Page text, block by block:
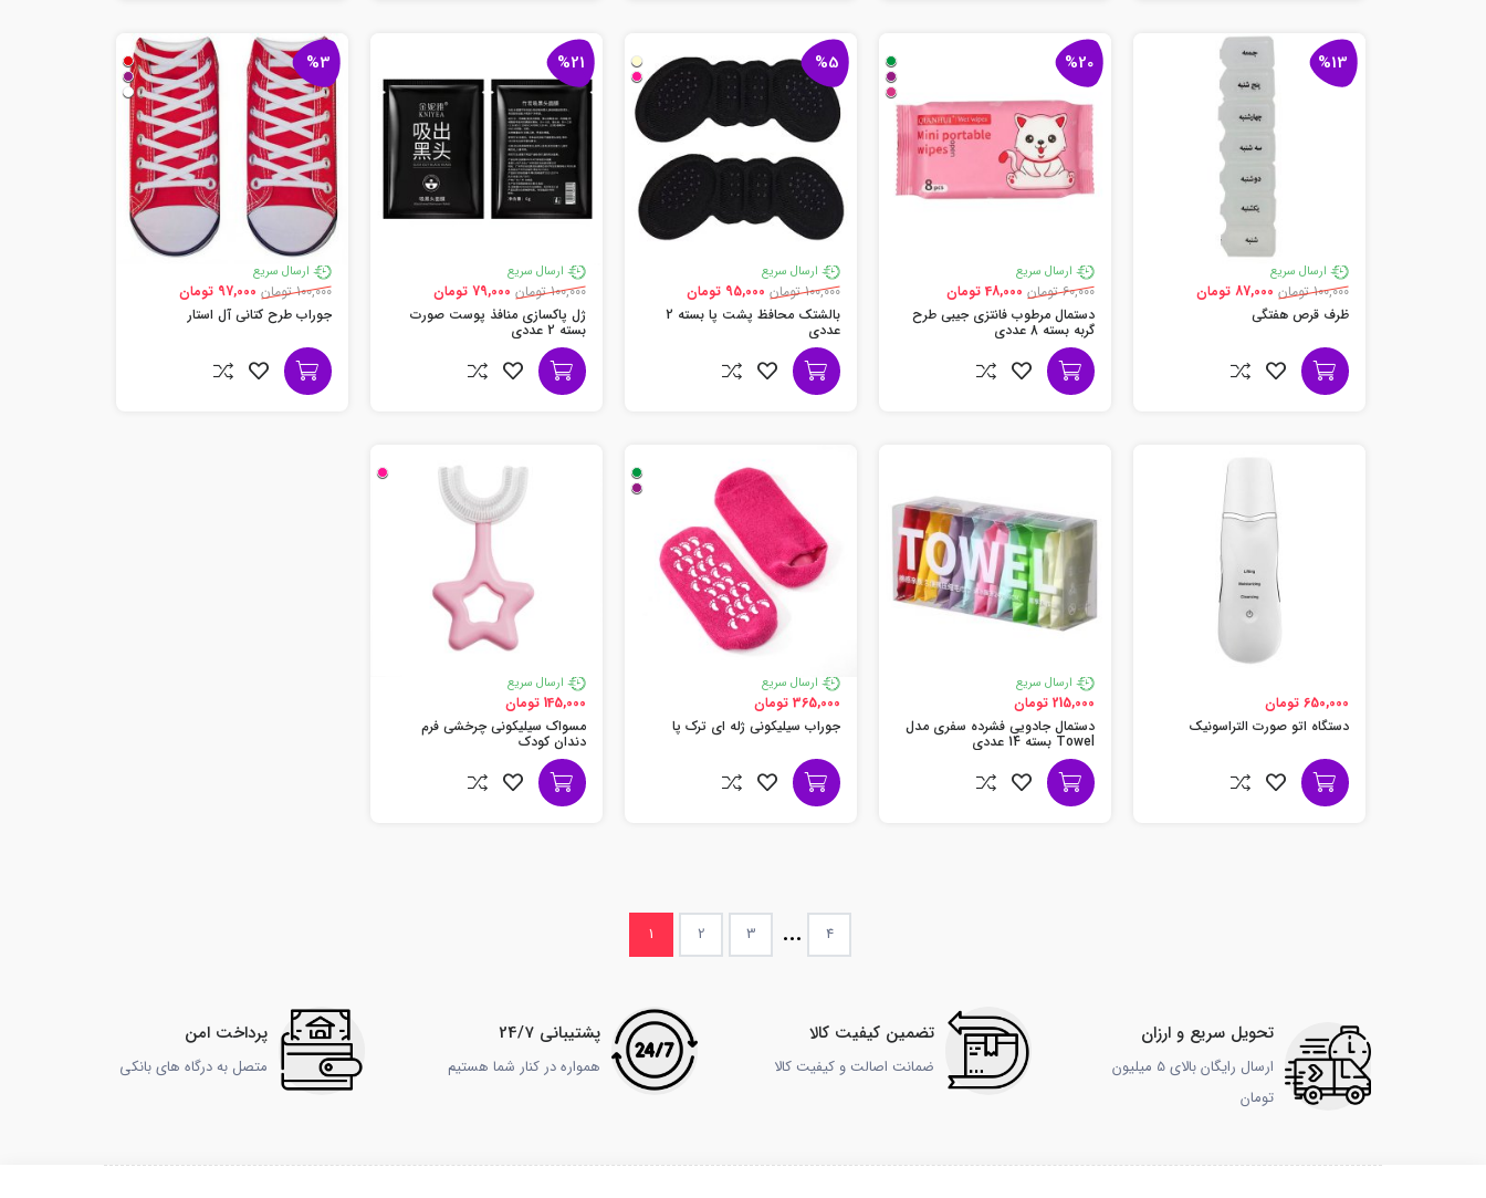
%13
ارسال سریع
100,000 تومان
87,000 تومان
ظرف قرص هفتگی
%20
ارسال سریع
60,000 تومان
48,000 تومان
دستمال مرطوب فانتزی جیبی طرح
گربه بسته 8 عددی
%5
ارسال سریع
100,000 تومان
95,000 تومان
بالشتک محافظ پشت پا بسته 2
عددی
%21
ارسال سریع
100,000 تومان
79,000 تومان
ژل پاکسازی منافذ پوست صورت
بسته 2 عددی
%3
ارسال سریع
100,000 تومان
97,000 تومان
جوراب طرح کتانی آل استار
650,000 تومان
دستگاه اتو صورت التراسونیک
ارسال سریع
215,000 تومان
دستمال جادویی فشرده سفری مدل
Towel بسته 14 عددی
ارسال سریع
365,000 تومان
جوراب سیلیکونی ژله ای ترک پا
ارسال سریع
145,000 تومان
مسواک سیلیکونی چرخشی فرم
دندان کودک
1 2 3 ... 4
تحویل سریع و ارزان
ارسال رایگان بالای 5 میلیون
تومان
تضمین کیفیت کالا
ضمانت اصالت و کیفیت کالا
پشتیبانی 24/7
همواره در کنار شما هستیم
پرداخت امن
متصل به درگاه های بانکی